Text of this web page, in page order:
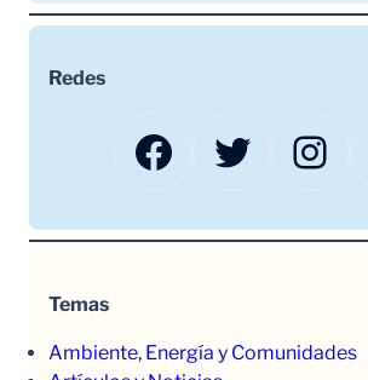
Redes
Facebook Twitter Instagram
Temas
Ambiente, Energía y Comunidades